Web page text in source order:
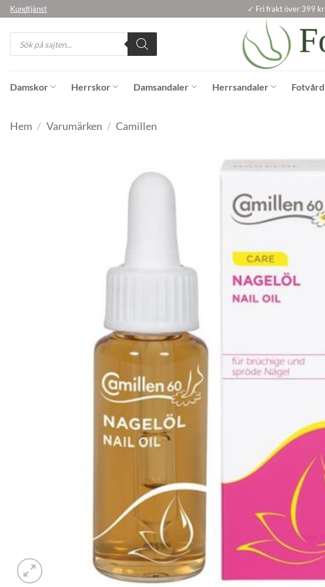
Skip
content
Kundtjänst ✓ Fri frakt över 399 kr
Products
search
Damskor Herrskor Damsandaler Herrsandaler Fotvård
Hem / Varumärken / Camillen